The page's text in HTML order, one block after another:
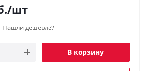
/шт
Нашли дешевле?
В корзину